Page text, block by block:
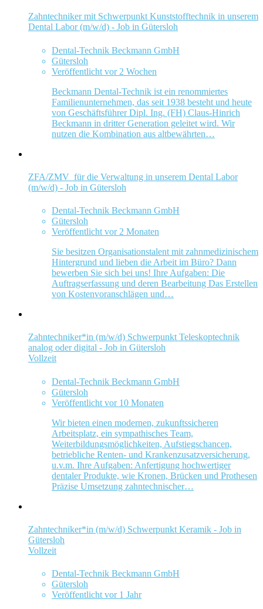
Zahntechniker mit Schwerpunkt Kunststofftechnik in unserem
Dental Labor (m/w/d) - Job in Gütersloh
Dental-Technik Beckmann GmbH
Gütersloh
Veröffentlicht vor 2 Wochen
Beckmann Dental-Technik ist ein renommiertes
Familienunternehmen, das seit 1938 besteht und heute
von Geschäftsführer Dipl. Ing. (FH) Claus-Hinrich
Beckmann in dritter Generation geleitet wird. Wir
nutzen die Kombination aus altbewährten…
ZFA/ZMV für die Verwaltung in unserem Dental Labor
(m/w/d) - Job in Gütersloh
Dental-Technik Beckmann GmbH
Gütersloh
Veröffentlicht vor 2 Monaten
Sie besitzen Organisationstalent mit zahnmedizinischem
Hintergrund und lieben die Arbeit im Büro? Dann
bewerben Sie sich bei uns! Ihre Aufgaben: Die
Auftragserfassung und deren Bearbeitung Das Erstellen
von Kostenvoranschlägen und…
Zahntechniker*in (m/w/d) Schwerpunkt Teleskoptechnik
analog oder digital - Job in Gütersloh
Vollzeit
Dental-Technik Beckmann GmbH
Gütersloh
Veröffentlicht vor 10 Monaten
Wir bieten einen modernen, zukunftssicheren
Arbeitsplatz, ein sympathisches Team,
Weiterbildungsmöglichkeiten, Aufstiegschancen,
betriebliche Renten- und Krankenzusatzversicherung,
u.v.m. Ihre Aufgaben: Anfertigung hochwertiger
dentaler Produkte, wie Kronen, Brücken und Prothesen
Präzise Umsetzung zahntechnischer…
Zahntechniker*in (m/w/d) Schwerpunkt Keramik - Job in
Gütersloh
Vollzeit
Dental-Technik Beckmann GmbH
Gütersloh
Veröffentlicht vor 1 Jahr